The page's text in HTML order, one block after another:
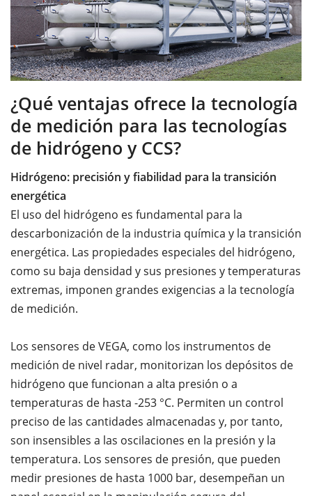
¿Qué ventajas ofrece la tecnología
de medición para las tecnologías
de hidrógeno y CCS?
Hidrógeno: precisión y fiabilidad para la transición
energética
El uso del hidrógeno es fundamental para la
descarbonización de la industria química y la transición
energética. Las propiedades especiales del hidrógeno,
como su baja densidad y sus presiones y temperaturas
extremas, imponen grandes exigencias a la tecnología
de medición.
Los sensores de VEGA, como los instrumentos de
medición de nivel radar, monitorizan los depósitos de
hidrógeno que funcionan a alta presión o a
temperaturas de hasta -253 °C. Permiten un control
preciso de las cantidades almacenadas y, por tanto,
son insensibles a las oscilaciones en la presión y la
temperatura. Los sensores de presión, que pueden
medir presiones de hasta 1000 bar, desempeñan un